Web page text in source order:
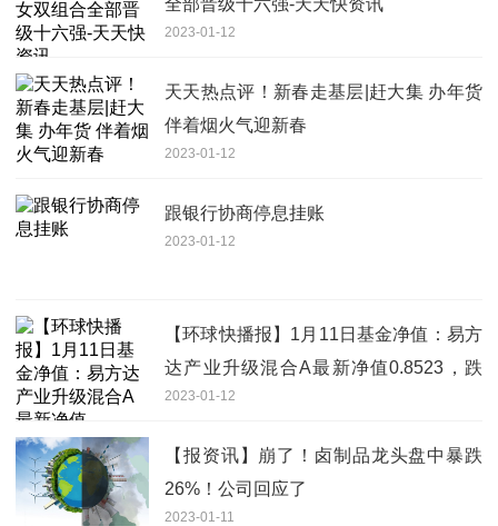
2023-01-12
天天热点评！新春走基层|赶大集 办年货
伴着烟火气迎新春
2023-01-12
跟银行协商停息挂账
2023-01-12
【环球快播报】1月11日基金净值：易方
达产业升级混合A最新净值0.8523，跌
1.07%
2023-01-12
【报资讯】崩了！卤制品龙头盘中暴跌
26%！公司回应了
2023-01-11